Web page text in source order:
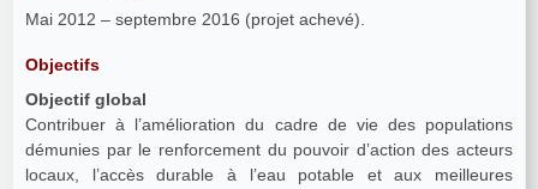
Mai 2012 – septembre 2016 (projet achevé).
Objectifs
Objectif global
Contribuer à l’amélioration du cadre de vie des populations
démunies par le renforcement du pouvoir d’action des acteurs
locaux, l’accès durable à l’eau potable et aux meilleures